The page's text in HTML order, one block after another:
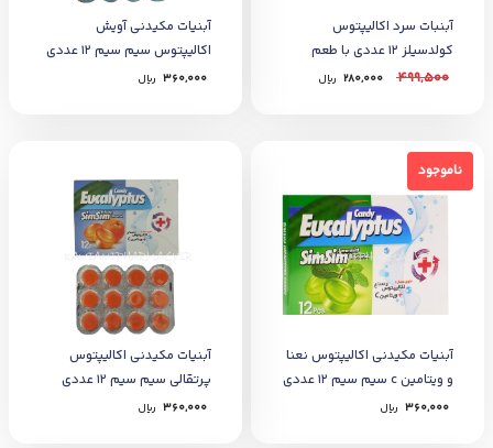
آبنبات سرد اکالیپتوس
کولدسیلز 12 عددی با طعم
موهیتو
499,500
280,000 ﷼
آبنیات مکیدنی آویش
اکالیپتوس سیم سیم 12 عددی
360,000 ﷼
ناموجود
ناموجود
آبنیات مکیدنی اکالیپتوس نعنا
و ویتامین c سیم سیم 12 عددی
360,000 ﷼
آبنیات مکیدنی اکالیپتوس
پرتقالی سیم سیم 12 عددی
360,000 ﷼